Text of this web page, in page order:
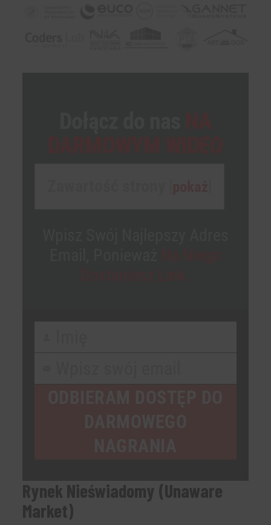
Rynek Nieświadomy (Unaware
Market)